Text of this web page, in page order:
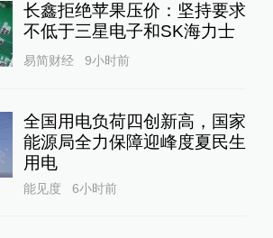
长鑫拒绝苹果压价：坚持要求
不低于三星电子和SK海力士
易简财经 9小时前
全国用电负荷四创新高，国家
能源局全力保障迎峰度夏民生
用电
能见度 6小时前